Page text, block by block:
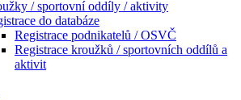
/ sportovní oddíly / aktivity
do databáze
Registrace podnikatelů / OSVČ
Registrace kroužků / sportovních oddílů a
aktivit